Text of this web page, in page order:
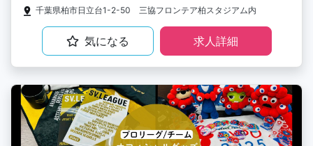
千葉県柏市日立台1-2-50 三協フロンテア柏スタジアム内
気になる 求人詳細